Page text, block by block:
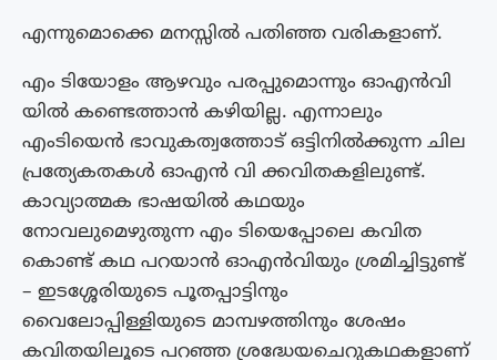
എന്നുമൊക്കെ മനസ്സിൽ പതിഞ്ഞ വരികളാണ്.
എം ടിയോളം ആഴവും പരപ്പുമൊന്നും ഓഎൻവി
യിൽ കണ്ടെത്താൻ കഴിയില്ല. എന്നാലും
എംടിയെൻ ഭാവുകത്വത്തോട് ഒട്ടിനിൽക്കുന്ന ചില
പ്രത്യേകതകൾ ഓഎൻ വി ക്കവിതകളിലുണ്ട്.
കാവ്യാത്മക ഭാഷയിൽ കഥയും
നോവലുമെഴുതുന്ന എം ടിയെപ്പോലെ കവിത
കൊണ്ട് കഥ പറയാൻ ഓഎൻവിയും ശ്രമിച്ചിട്ടുണ്ട്
– ഇടശ്ശേരിയുടെ പൂതപ്പാട്ടിനും
വൈലോപ്പിള്ളിയുടെ മാമ്പഴത്തിനും ശേഷം
കവിതയിലൂടെ പറഞ്ഞ ശ്രദ്ധേയചെറുകഥകളാണ്